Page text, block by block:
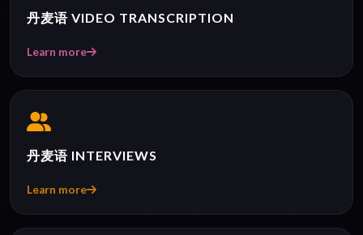
丹麦语 VIDEO TRANSCRIPTION
Learn more
丹麦语 INTERVIEWS
Learn more